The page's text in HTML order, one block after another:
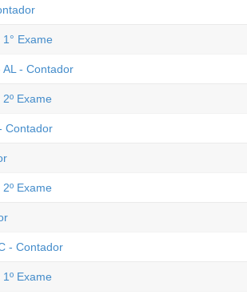
Exame
AL - Contador
Exame
Contador
Exame
- Contador
Exame